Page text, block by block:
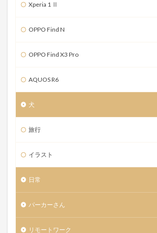
Xperia 1 Ⅱ
OPPO Find N
OPPO Find X3 Pro
AQUOS R6
犬
旅行
イラスト
日常
パーカーさん
リモートワーク